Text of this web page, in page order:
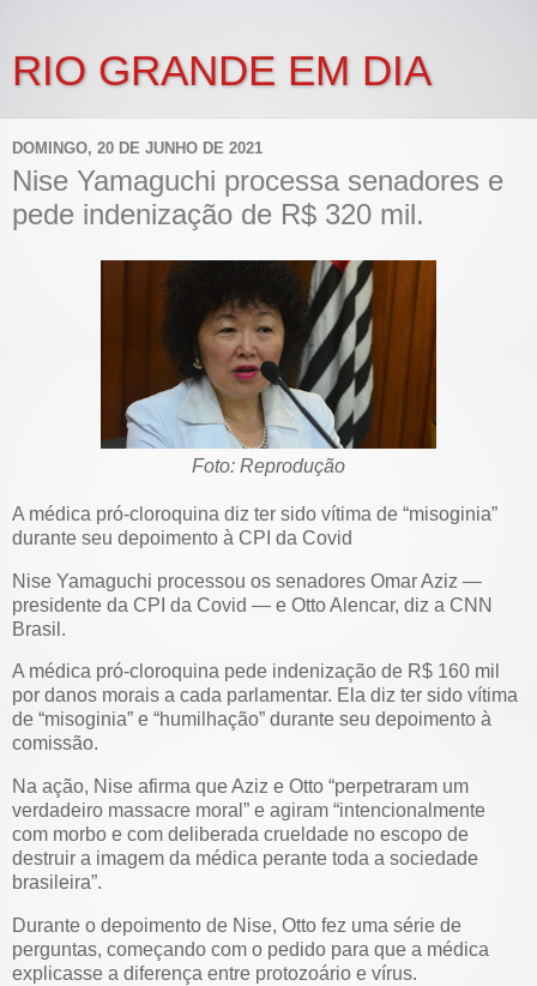
RIO GRANDE EM DIA
DOMINGO, 20 DE JUNHO DE 2021
Nise Yamaguchi processa senadores e
pede indenização de R$ 320 mil.
Foto: Reprodução
A médica pró-cloroquina diz ter sido vítima de “misoginia”
durante seu depoimento à CPI da Covid
Nise Yamaguchi processou os senadores Omar Aziz —
presidente da CPI da Covid — e Otto Alencar, diz a CNN
Brasil.
A médica pró-cloroquina pede indenização de R$ 160 mil
por danos morais a cada parlamentar. Ela diz ter sido vítima
de “misoginia” e “humilhação” durante seu depoimento à
comissão.
Na ação, Nise afirma que Aziz e Otto “perpetraram um
verdadeiro massacre moral” e agiram “intencionalmente
com morbo e com deliberada crueldade no escopo de
destruir a imagem da médica perante toda a sociedade
brasileira”.
Durante o depoimento de Nise, Otto fez uma série de
perguntas, começando com o pedido para que a médica
explicasse a diferença entre protozoário e vírus.